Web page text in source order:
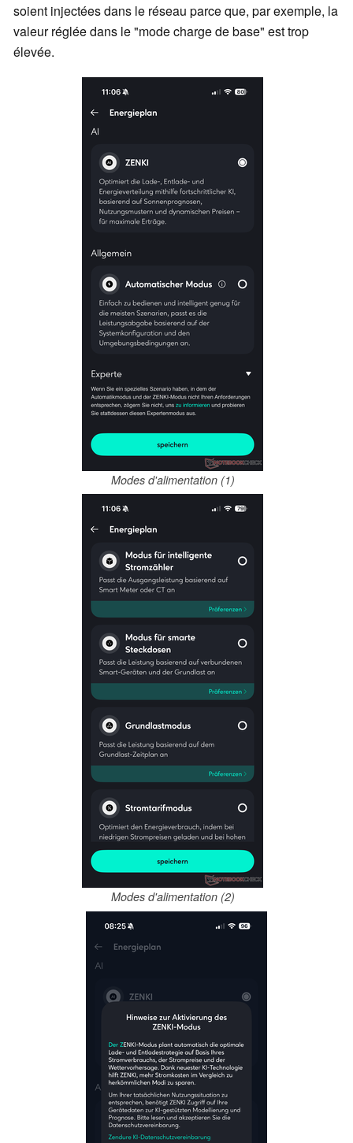
soient injectées dans le réseau parce que, par exemple, la
valeur réglée dans le "mode charge de base" est trop
élevée.
Modes d'alimentation (1)
Modes d'alimentation (2)